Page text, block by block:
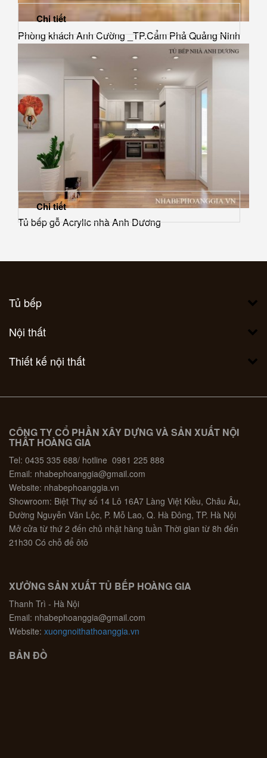
Phòng khách Anh Cường _TP.Cẩm Phả Quảng Ninh
Chi tiết
Tủ bếp gỗ Acrylic nhà Anh Dương
Chi tiết
Tủ bếp
Nội thất
Thiết kế nội thất
CÔNG TY CỔ PHẦN XÂY DỰNG VÀ SẢN XUẤT NỘI
THẤT HOÀNG GIA
Tel: 0435 335 688/ hotline 0981 225 888
Email: nhabephoanggia@gmail.com
Website: nhabephoanggia.vn
Showroom: Biệt Thự số 14 Lô 16A7 Làng Việt Kiều, Châu Âu,
Đường Nguyễn Văn Lộc, P. Mỗ Lao, Q. Hà Đông, TP. Hà Nội
Mở cửa từ thứ 2 đến chủ nhật hàng tuần Thời gian từ 8h đến
21h30 Có chỗ để ôtô
XƯỞNG SẢN XUẤT TỦ BẾP HOÀNG GIA
Thanh Trì - Hà Nội
Email: nhabephoanggia@gmail.com
Website: xuongnoithathoanggia.vn
BẢN ĐỒ